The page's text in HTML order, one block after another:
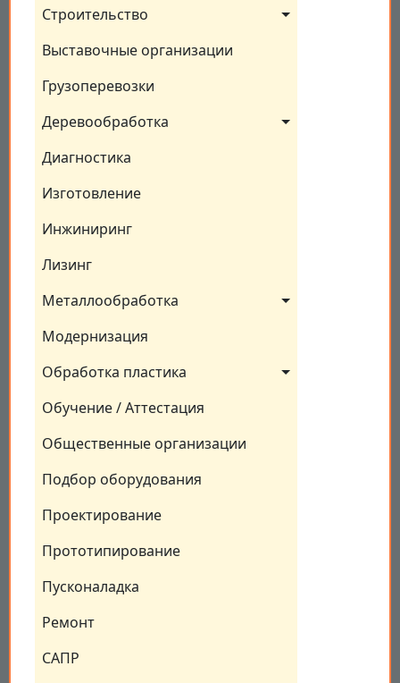
Строительство
Выставочные организации
Грузоперевозки
Деревообработка
Диагностика
Изготовление
Инжиниринг
Лизинг
Металлообработка
Модернизация
Обработка пластика
Обучение / Аттестация
Общественные организации
Подбор оборудования
Проектирование
Прототипирование
Пусконаладка
Ремонт
САПР